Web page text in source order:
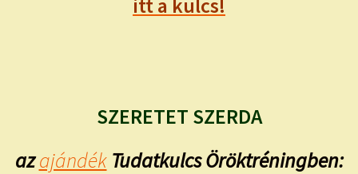
itt a kulcs!
SZERETET SZERDA
azajándékTudatkulcs Öröktréningben: